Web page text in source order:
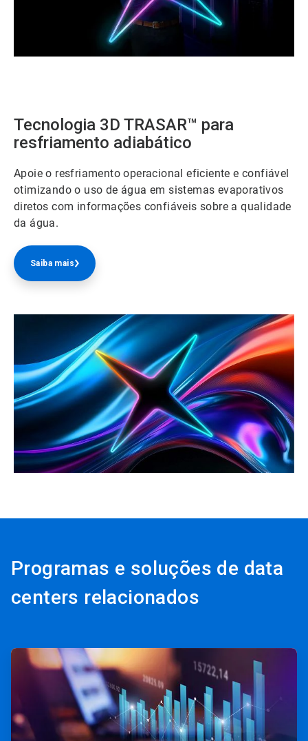
Tecnologia 3D TRASAR™ para
resfriamento adiabático
Apoie o resfriamento operacional eficiente e confiável
otimizando o uso de água em sistemas evaporativos
diretos com informações confiáveis sobre a qualidade
da água.
Saiba mais
Programas e soluções de data
centers relacionados
ArticleTile